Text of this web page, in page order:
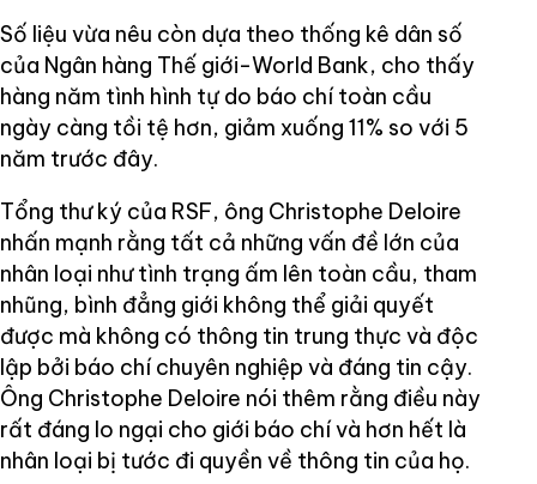
Số liệu vừa nêu còn dựa theo thống kê dân số
của Ngân hàng Thế giới-World Bank, cho thấy
hàng năm tình hình tự do báo chí toàn cầu
ngày càng tồi tệ hơn, giảm xuống 11% so với 5
năm trước đây.
Tổng thư ký của RSF, ông Christophe Deloire
nhấn mạnh rằng tất cả những vấn đề lớn của
nhân loại như tình trạng ấm lên toàn cầu, tham
nhũng, bình đẳng giới không thể giải quyết
được mà không có thông tin trung thực và độc
lập bởi báo chí chuyên nghiệp và đáng tin cậy.
Ông Christophe Deloire nói thêm rằng điều này
rất đáng lo ngại cho giới báo chí và hơn hết là
nhân loại bị tước đi quyền về thông tin của họ.